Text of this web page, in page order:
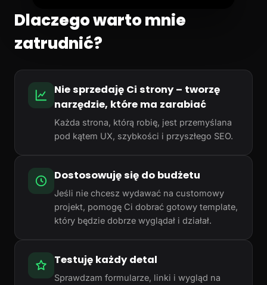
Dlaczego warto mnie
zatrudnić?
Nie sprzedaję Ci strony – tworzę
narzędzie, które ma zarabiać
Każda strona, którą robię, jest przemyślana
pod kątem UX, szybkości i przyszłego SEO.
Dostosowuję się do budżetu
Jeśli nie chcesz wydawać na customowy
projekt, pomogę Ci dobrać gotowy template,
który będzie dobrze wyglądał i działał.
Testuję każdy detal
Sprawdzam formularze, linki i wygląd na